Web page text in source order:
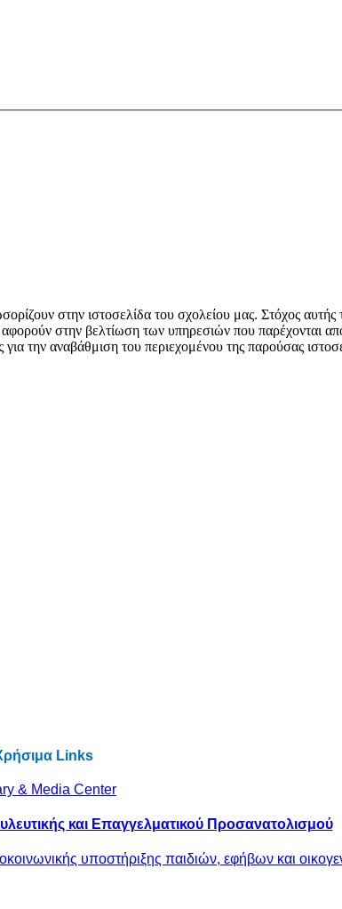
στην ιστοσελίδα του σχολείου μας. Στόχος
στην βελτίωση των υπηρεσιών που παρέχονται
την αναβάθμιση του περιεχομένου της παρούσας
Links
& Media Center
και Επαγγελματικού Προσανατολισμού
υποστήριξης παιδιών, εφήβων και